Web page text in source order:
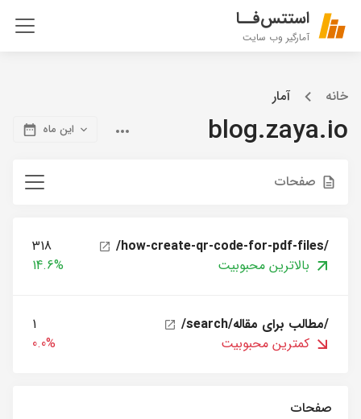
استتس‌فــا
آمارگیر وب سایت
خانه آمار
blog.zaya.io این ماه
صفحات
/how-create-qr-code-for-pdf-files/
318
بالاترین محبوبیت
14.6%
/search/مطالب برای مقاله/
1
کمترین محبوبیت
0.0%
صفحات